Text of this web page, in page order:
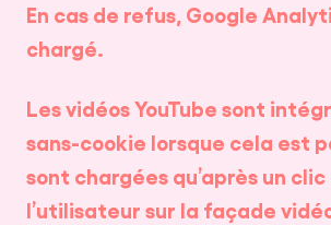
En cas de refus, Google
chargé.
Les vidéos YouTube sont
sans-cookie lorsque cela est
sont chargées qu’après un clic
l’utilisateur sur la façade